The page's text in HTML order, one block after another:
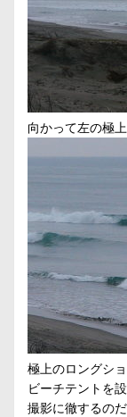
向かって左の極
極上のロングシ
ビーチテントを
撮影に徹するのだ